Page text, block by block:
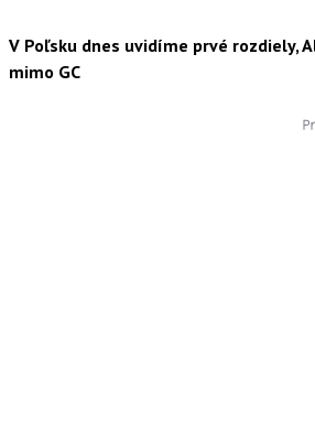
V Poľsku dnes uvidíme prvé rozdiely,
mimo GC